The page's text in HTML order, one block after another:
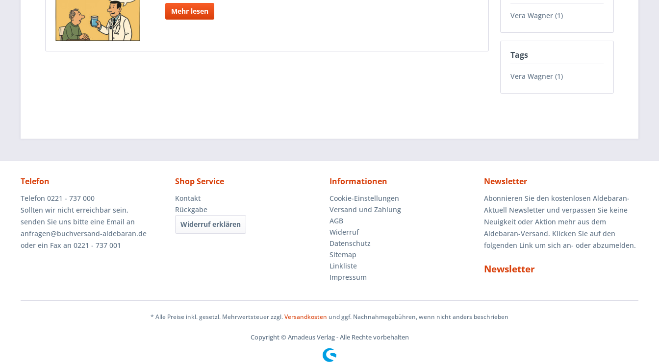
Vera Wagner (1)
Tags
Vera Wagner (1)
Mehr lesen
Telefon
Telefon 0221 - 737 000
Sollten wir nicht erreichbar sein,
senden Sie uns bitte eine Email an
anfragen@buchversand-aldebaran.de
oder ein Fax an 0221 - 737 001
Shop Service
Kontakt
Rückgabe
Widerruf erklären
Informationen
Cookie-Einstellungen
Versand und Zahlung
AGB
Widerruf
Datenschutz
Sitemap
Linkliste
Impressum
Newsletter
Abonnieren Sie den kostenlosen Aldebaran-
Aktuell Newsletter und verpassen Sie keine
Neuigkeit oder Aktion mehr aus dem
Aldebaran-Versand. Klicken Sie auf den
folgenden Link um sich an- oder abzumelden.
Newsletter
* Alle Preise inkl. gesetzl. Mehrwertsteuer zzgl.Versandkosten und ggf. Nachnahmegebühren, wenn nicht anders beschrieben
Copyright © Amadeus Verlag - Alle Rechte vorbehalten